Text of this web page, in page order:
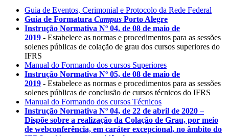
Guia de Eventos, Cerimonial e Protocolo da Rede Federal
Guia de Formatura Campus Porto Alegre
Instrução Normativa Nº 04, de 08 de maio de
2019 - Estabelece as normas e procedimentos para as sessões
solenes públicas de colação de grau dos cursos superiores do
IFRS
Manual do Formando dos cursos Superiores
Instrução Normativa Nº 05, de 08 de maio de
2019 - Estabelece as normas e procedimentos para as sessões
solenes públicas de conclusão de cursos técnicos do IFRS
Manual do Formando dos cursos Técnicos
Instrução Normativa Nº 04, de 22 de abril de 2020 –
Dispõe sobre a realização da Colação de Grau, por meio
de webconferência, em caráter excepcional, no âmbito do